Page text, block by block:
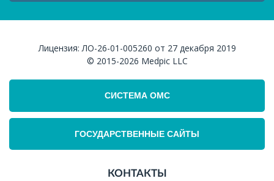
Лицензия:ЛО-26-01-005260 от 27 декабря 2019
© 2015-2026 Medpic LLC
СИСТЕМА ОМС
ГОСУДАРСТВЕННЫЕ САЙТЫ
КОНТАКТЫ